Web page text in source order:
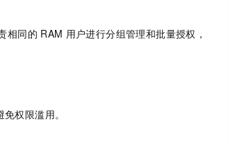
相同的 RAM 用户进行分组管理和批量授权，
权限滥用。